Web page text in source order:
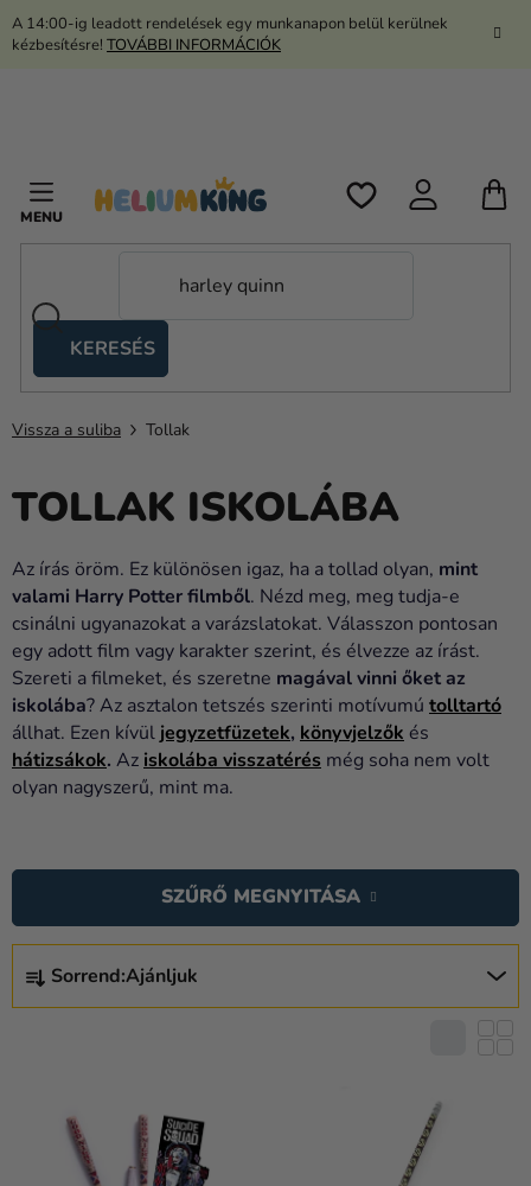
Ugrás
A 14:00-ig leadott rendelések egy munkanapon belül kerülnek
kézbesítésre! TOVÁBBI INFORMÁCIÓK
KERESÉS
sátrak
Kanekalon
Hélium
és
Esküvő
Party
Dekoráció
és
kiegészítők
Jelmezek
Ajándékok
Témák
Vissza a suliba Tollak
TOLLAK ISKOLÁBA
Az írás öröm. Ez különösen igaz, ha a tollad olyan, mint
valami Harry Potter filmből. Nézd meg, meg tudja-e
csinálni ugyanazokat a varázslatokat. Válasszon pontosan
egy adott film vagy karakter szerint, és élvezze az írást.
Szereti a filmeket, és szeretne magával vinni őket az
iskolába? Az asztalon tetszés szerinti motívumú tolltartó
állhat. Ezen kívül jegyzetfüzetek, könyvjelzők és
hátizsákok. Az iskolába visszatérés még soha nem volt
olyan nagyszerű, mint ma.
E
R
Sorrend:Ajánljuk
SZŰRŐ MEGNYITÁSA
E
R
M
É
K